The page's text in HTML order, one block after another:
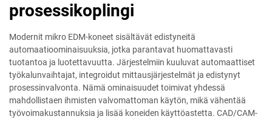
prosessikoplingi
Modernit mikro EDM-koneet sisältävät edistyneitä
automaatioominaisuuksia, jotka parantavat huomattavasti
tuotantoa ja luotettavuutta. Järjestelmiin kuuluvat automaattiset
työkalunvaihtajat, integroidut mittausjärjestelmät ja edistynyt
prosessinvalvonta. Nämä ominaisuudet toimivat yhdessä
mahdollistaen ihmisten valvomattoman käytön, mikä vähentää
työvoimakustannuksia ja lisää koneiden käyttöastetta. CAD/CAM-